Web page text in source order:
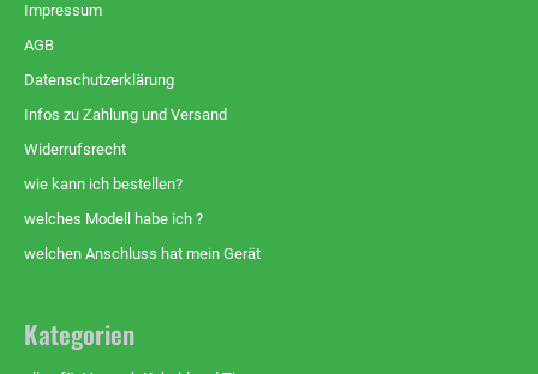
Impressum
AGB
Datenschutzerklärung
Infos zu Zahlung und Versand
Widerrufsrecht
wie kann ich bestellen?
welches Modell habe ich ?
welchen Anschluss hat mein Gerät
Kategorien